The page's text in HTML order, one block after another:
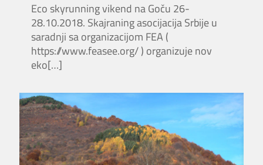
Eco skyrunning vikend na Goču 26-
28.10.2018. Skajraning asocijacija Srbije u
saradnji sa organizacijom FEA (
https://www.feasee.org/ ) organizuje nov
eko[…]